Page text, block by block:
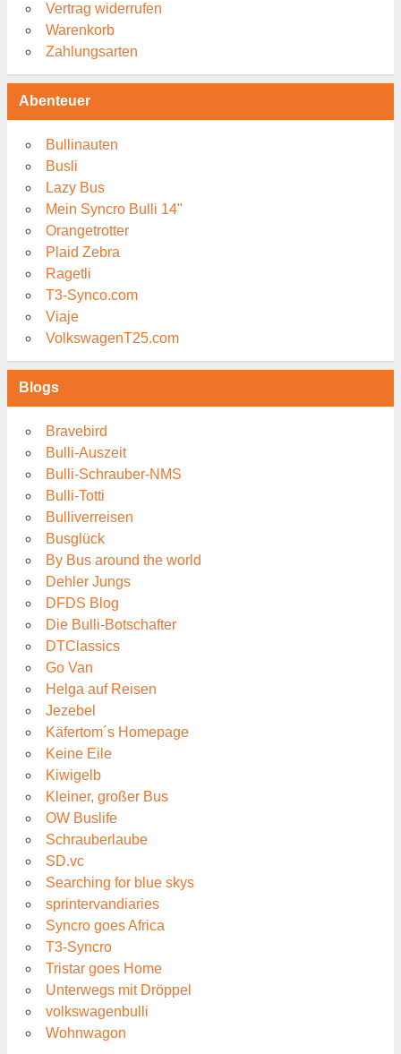
Vertrag widerrufen
Warenkorb
Zahlungsarten
Abenteuer
Bullinauten
Busli
Lazy Bus
Mein Syncro Bulli 14"
Orangetrotter
Plaid Zebra
Ragetli
T3-Synco.com
Viaje
VolkswagenT25.com
Blogs
Bravebird
Bulli-Auszeit
Bulli-Schrauber-NMS
Bulli-Totti
Bulliverreisen
Busglück
By Bus around the world
Dehler Jungs
DFDS Blog
Die Bulli-Botschafter
DTClassics
Go Van
Helga auf Reisen
Jezebel
Käfertom´s Homepage
Keine Eile
Kiwigelb
Kleiner, großer Bus
OW Buslife
Schrauberlaube
SD.vc
Searching for blue skys
sprintervandiaries
Syncro goes Africa
T3-Syncro
Tristar goes Home
Unterwegs mit Dröppel
volkswagenbulli
Wohnwagon